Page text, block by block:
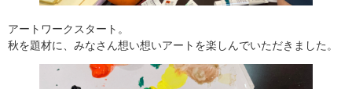
アートワークスタート。
秋を題材に、みなさん想い想いアートを楽しんでいただきました。